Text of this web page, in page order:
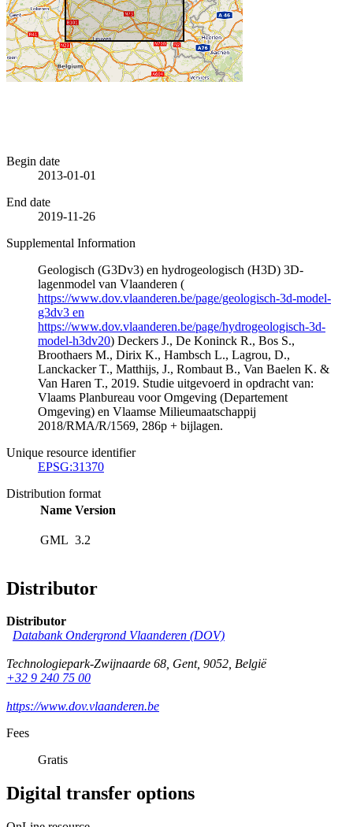
Begin date
2013-01-01
End date
2019-11-26
Supplemental Information
Geologisch (G3Dv3) en hydrogeologisch (H3D) 3D-
lagenmodel van Vlaanderen (
https://www.dov.vlaanderen.be/page/geologisch-3d-model-
g3dv3 en
https://www.dov.vlaanderen.be/page/hydrogeologisch-3d-
model-h3dv20) Deckers J., De Koninck R., Bos S.,
Broothaers M., Dirix K., Hambsch L., Lagrou, D.,
Lanckacker T., Matthijs, J., Rombaut B., Van Baelen K. &
Van Haren T., 2019. Studie uitgevoerd in opdracht van:
Vlaams Planbureau voor Omgeving (Departement
Omgeving) en Vlaamse Milieumaatschappij
2018/RMA/R/1569, 286p + bijlagen.
Unique resource identifier
EPSG:31370
Distribution format
Name Version
GML 3.2
Distributor
Distributor
Databank Ondergrond Vlaanderen (DOV)
Technologiepark-Zwijnaarde 68, Gent, 9052, België
+32 9 240 75 00
https://www.dov.vlaanderen.be
Fees
Gratis
Digital transfer options